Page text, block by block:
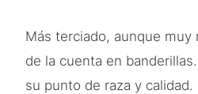
Más terciado, aunque
de la cuenta en
su punto de raza y